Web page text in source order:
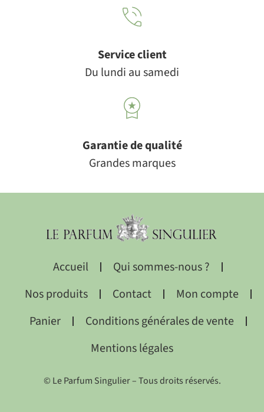
Service client
Du lundi au samedi
Garantie de qualité
Grandes marques
Accueil
Qui sommes-nous ?
Nos produits
Contact
Mon compte
Panier
Conditions générales de vente
Mentions légales
© Le Parfum Singulier – Tous droits réservés.